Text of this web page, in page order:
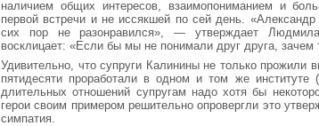
наличием общих интересов, взаимопониманием и
первой встречи и не иссякшей по сей день.
сих пор не разонравился», — утверждает
восклицает: «Если бы мы не понимали друг друга,
Удивительно, что супруги Калинины не только прожили
пятидесяти проработали в одном и том же
длительных отношений супругам надо хотя бы
герои своим примером решительно опровергли это
симпатия.